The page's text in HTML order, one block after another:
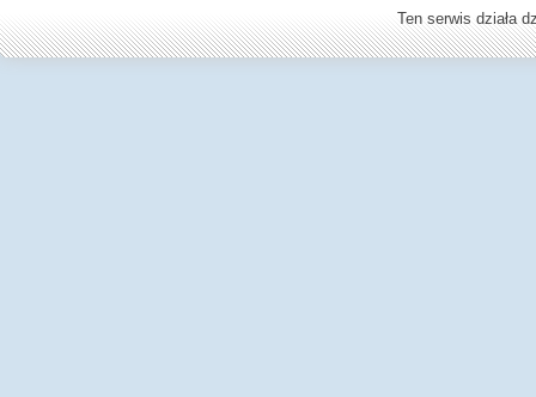
Ten serwis działa